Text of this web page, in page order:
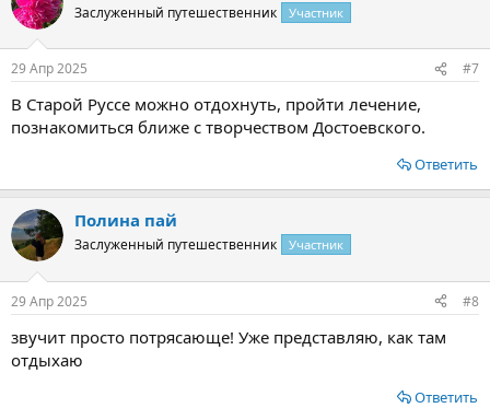
Заслуженный путешественник Участник
29 Апр 2025 #7
В Старой Руссе можно отдохнуть, пройти лечение,
познакомиться ближе с творчеством Достоевского.
Ответить
Полина пай
Заслуженный путешественник Участник
29 Апр 2025 #8
звучит просто потрясающе! Уже представляю, как там
отдыхаю
Ответить